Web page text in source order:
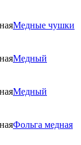
Медные чушки
Медный
Медный
Фольга медная